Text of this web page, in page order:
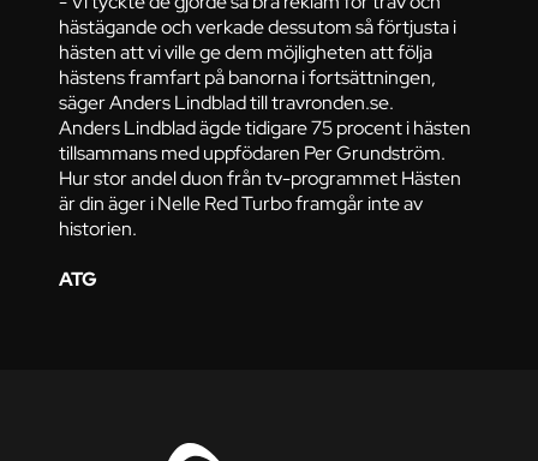
hästägande och verkade dessutom så förtjusta i
hästen att vi ville ge dem möjligheten att följa
hästens framfart på banorna i fortsättningen,
säger Anders Lindblad till travronden.se.
Anders Lindblad ägde tidigare 75 procent i hästen
tillsammans med uppfödaren Per Grundström.
Hur stor andel duon från tv-programmet Hästen
är din äger i Nelle Red Turbo framgår inte av
historien.
ATG